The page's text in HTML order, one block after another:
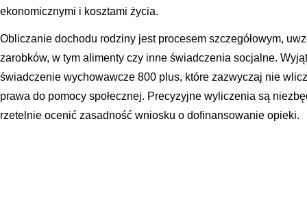
ekonomicznymi i kosztami życia.
Obliczanie dochodu rodziny jest procesem szczegółowym,
zarobków, w tym alimenty czy inne świadczenia socjalne.
świadczenie wychowawcze 800 plus, które zazwyczaj nie
prawa do pomocy społecznej. Precyzyjne wyliczenia są
rzetelnie ocenić zasadność wniosku o dofinansowanie opieki.